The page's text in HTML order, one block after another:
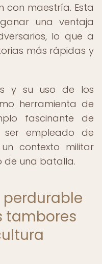
con maestría. Esta
una ventaja
lo que a
más rápidas y
y su uso de los
herramienta de
fascinante de
empleado de
contexto militar
de una batalla.
perdurable
tambores